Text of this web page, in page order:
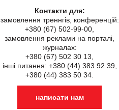
Контакти для:
замовлення треннгів, конференцій:
+380 (67) 502-99-00,
замовлення реклами на порталі,
журналах:
+380 (67) 502 30 13,
інші питання: +380 (44) 383 92 39,
+380 (44) 383 50 34.
написати нам